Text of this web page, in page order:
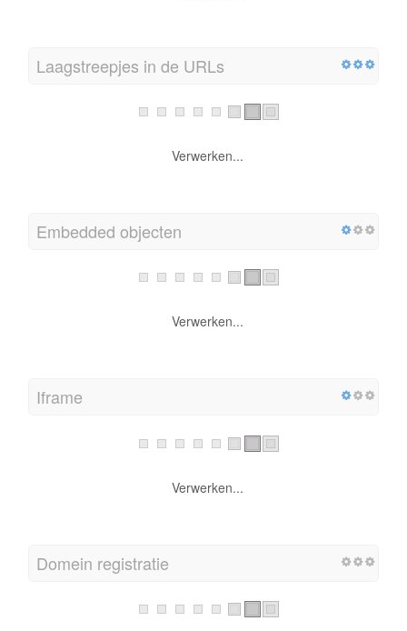
Laagstreepjes in de URLs
Verwerken...
Embedded objecten
Verwerken...
Iframe
Verwerken...
Domein registratie